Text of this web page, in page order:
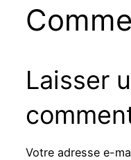
Laisser
Votre adresse e-